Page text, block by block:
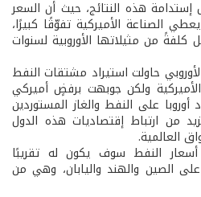
هذه النتائج، حيث أن السعر
الصناعة الأميركية تفوّقًا كبيرًا،
كلفةً من مثيلاتها الأوروبية لسنوات
حاولت استيراد مشتقات النفط
ولكن جوبهت برفضٍ أميركي
أوروبا على النفط والغاز المستوردين
من ارتباط إقتصاديات هذه الدول
العالمية.
النفط سوف يكون له تقريبًا
الصين والهند واليابان، وهي من